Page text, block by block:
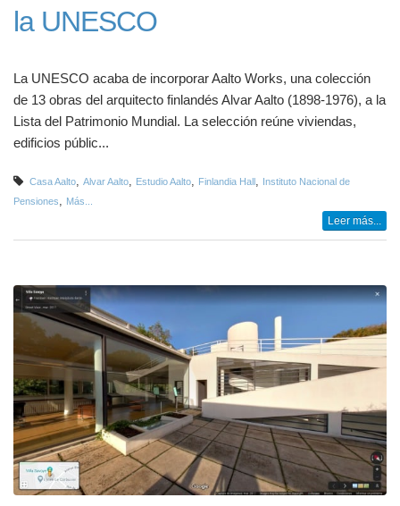
la UNESCO
La UNESCO acaba de incorporar Aalto Works, una colección
de 13 obras del arquitecto finlandés Alvar Aalto (1898-1976), a la
Lista del Patrimonio Mundial. La selección reúne viviendas,
edificios públic...
Casa Aalto Alvar Aalto Estudio Aalto Finlandia Hall
Instituto Nacional de
Pensiones
Más...
Leer más...